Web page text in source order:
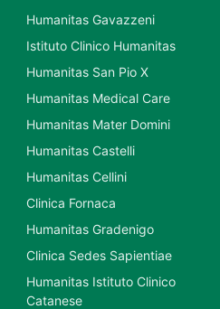
Humanitas Gavazzeni
Istituto Clinico Humanitas
Humanitas San Pio X
Humanitas Medical Care
Humanitas Mater Domini
Humanitas Castelli
Humanitas Cellini
Clinica Fornaca
Humanitas Gradenigo
Clinica Sedes Sapientiae
Humanitas Istituto Clinico
Catanese